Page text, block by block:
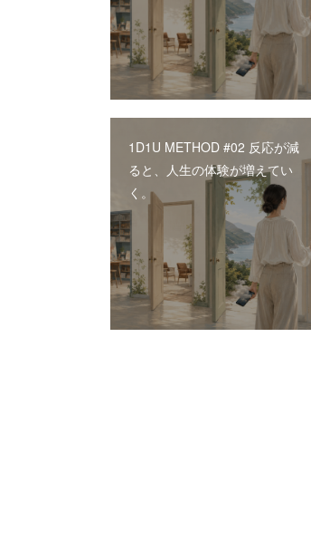
1D1U METHOD #02 反応が減
ると、人生の体験が増えてい
く。